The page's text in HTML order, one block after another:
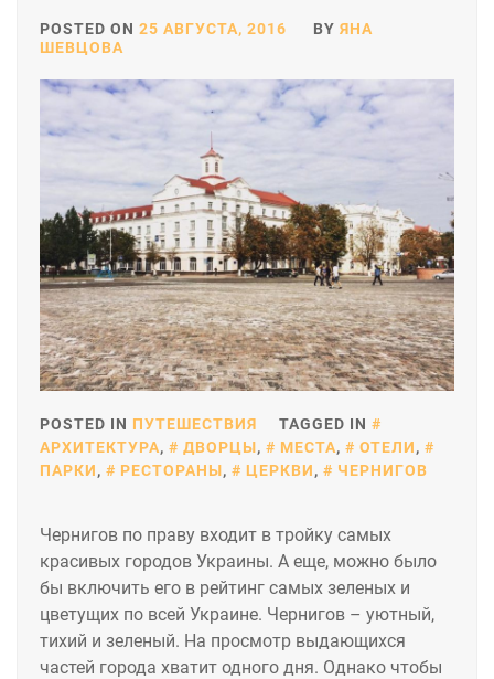
POSTED ON 25 АВГУСТА, 2016 BY ЯНА
ШЕВЦОВА
POSTED IN ПУТЕШЕСТВИЯ
TAGGED IN
АРХИТЕКТУРА, ДВОРЦЫ, МЕСТА, ОТЕЛИ,
ПАРКИ, РЕСТОРАНЫ, ЦЕРКВИ, ЧЕРНИГОВ
Чернигов по праву входит в тройку самых
красивых городов Украины. А еще, можно было
бы включить его в рейтинг самых зеленых и
цветущих по всей Украине. Чернигов – уютный,
тихий и зеленый. На просмотр выдающихся
частей города хватит одного дня. Однако чтобы